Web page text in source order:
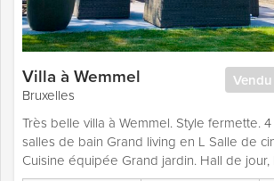
Vendu
Villa à Wemmel
Bruxelles
Très belle villa à Wemmel. Style fermette.
salles de bain Grand living en L Salle de
Cuisine équipée Grand jardin. Hall de jour,